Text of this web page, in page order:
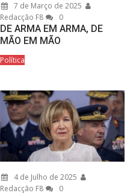
7 de Março de 2025
Redacção F8
0
DE ARMA EM ARMA, DE
MÃO EM MÃO
Política
4 de Julho de 2025
Redacção F8
0